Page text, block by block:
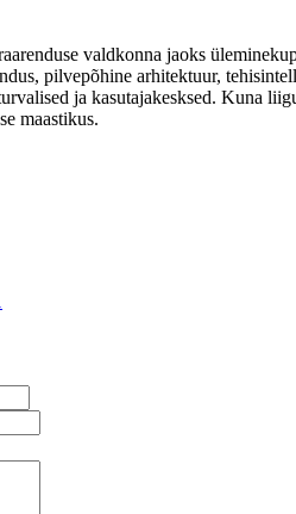
valdkonna jaoks
pilvepõhine arhitektuur,
ja kasutajakesksed. Kuna
maastikus.